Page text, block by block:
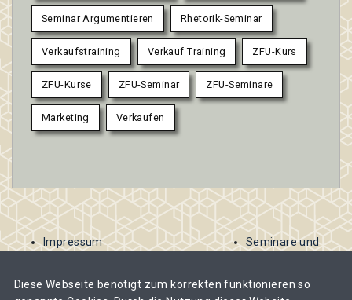
Seminar Argumentieren Rhetorik-Seminar
Verkaufstraining Verkauf Training ZFU-Kurs
ZFU-Kurse ZFU-Seminar ZFU-Seminare
Marketing Verkaufen
Impressum
Datenschutzbestimmungen
Seminare und
Diese Webseite benötigt zum korrekten funktionieren so